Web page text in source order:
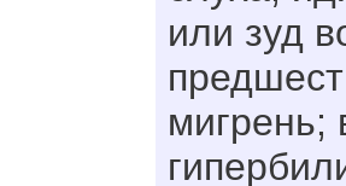
или зуд
мигрень;